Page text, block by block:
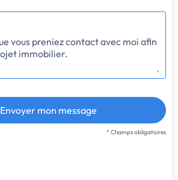
Envoyer mon message
* Champs obligatoires